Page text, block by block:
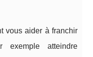
vous aider à franchir
atteindre